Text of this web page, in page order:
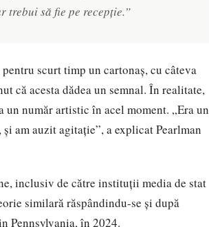
trebui să fie pe recepție.”
scurt timp un cartonaș, cu câteva
că acesta dădea un semnal. În realitate,
un număr artistic în acel moment. „Era un
am auzit agitație”, a explicat Pearlman
inclusiv de către instituții media de stat
similară răspândindu-se și după
Pennsylvania, în 2024.